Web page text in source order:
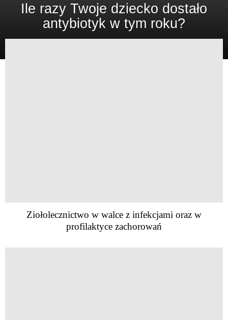
Ile razy Twoje dziecko dostało
antybiotyk w tym roku?
Ziołolecznictwo w walce z infekcjami oraz w
profilaktyce zachorowań